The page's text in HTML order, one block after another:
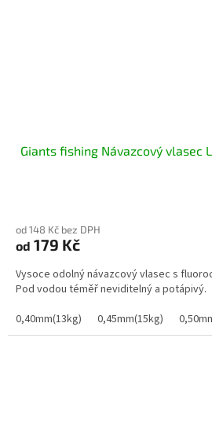
Giants fishing Návazcový vlasec
od 148 Kč bez DPH
od 179 Kč
Vysoce odolný návazcový vlasec s
Pod vodou téměř neviditelný a potápivý.
0,40mm(13kg)
0,45mm(15kg)